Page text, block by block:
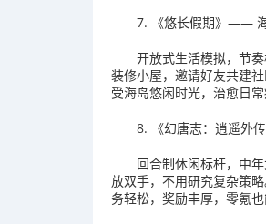
7. 《悠长假期》——
开放式生活模拟，节
装修小屋，邀请好友共建
受海岛悠闲时光，治愈日常
8. 《幻唐志：逍遥外
回合制休闲标杆，中
放双手，不用研究复杂策
务轻松，奖励丰厚，零氪